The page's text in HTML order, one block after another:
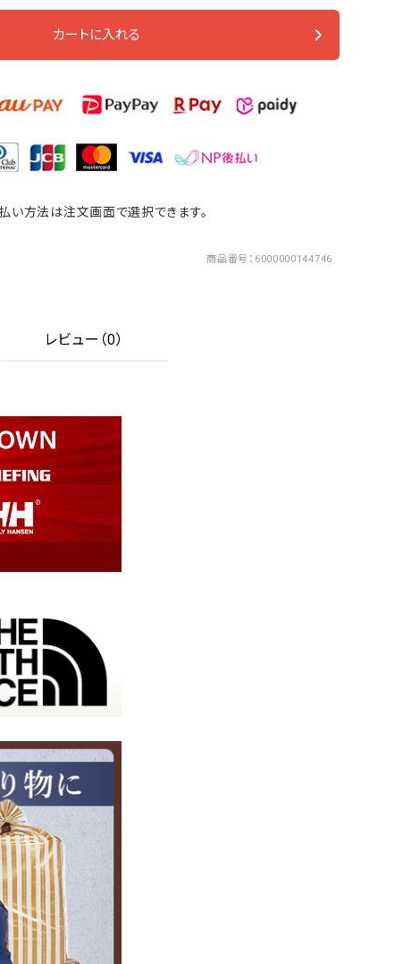
カートに入れる
い方法は注文画面で選択できます。
商品番号 6000000144746
レビュー（0）